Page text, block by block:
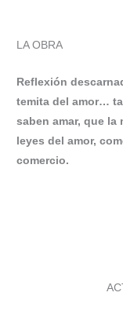
LA OBRA
Reflexión
temita del amor…
saben amar, que la
leyes del amor,
comercio.